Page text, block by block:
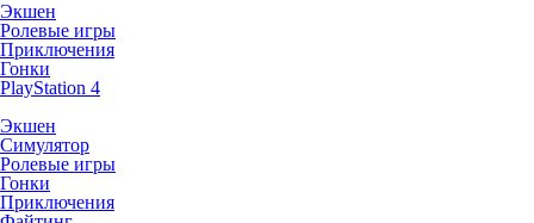
Экшен
Ролевые игры
Приключения
Гонки
PlayStation 4
Экшен
Симулятор
Ролевые игры
Гонки
Приключения